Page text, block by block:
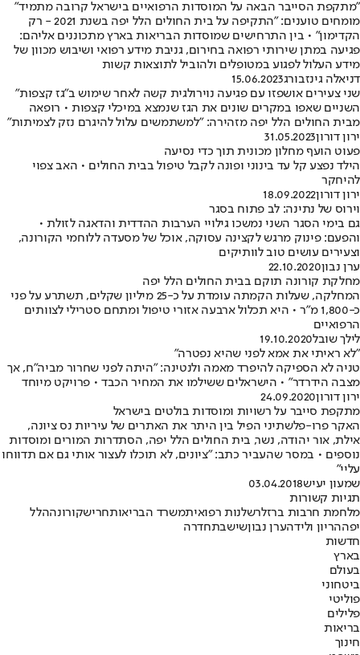
"מתקפת הסייבר הבאה על המוסדות הרפואיים בישראל קרובה מתמיד"
מומחים טוענים: "התקיפה על בית החולים הלל יפה בשנת 2021 - רק
הקדימון" • בין התרחישים שמוסדות הבריאות בארץ מתכוננים אליהם:
פגיעה במתן שירותי רפואה בחירום, גניבת מידע רפואי ושיבוש מכוון של
מידע העלול לפגוע במטופלים ולהוביל לתוצאות קשות
דניאלה גינזבורג15.06.2023
שני צעירים אושפזו עם פגיעה נוירולגית קשה לאחר שימוש ב"גז קצפות"
השניים שאפו במקרים שונים את הגז שנמצא במיכלי קצפות • רופאה
מבית החולים הלל יפה מזהירה: "למשתמשים עלול להיגרם נזק לצמיתות"
ירון דורון31.05.2023
פעוט הועף מחלון מכונית תוך כדי נסיעה
הילד נפצע קל עד בינוני ופונה לקבל טיפול בבית החולים • האב צפוי
להיחקר
ירון דורון18.09.2022
וירוס של נתינה: לב פתוח בסגר
גם בימי הסגר השני נמשכו גילויי הערבות ההדדית והדאגה לזולת •
והפעם: פינוק מרגש לקצינה עסוקה, אוכל של מסעדה ללוחמי הקורונה,
וצעירים עושים טוב לוותיקים
ערן נבון22.10.2020
מחלקת קורונה תוקם בבית החולים הלל יפה
המחלקה, שעלות הקמתה עומדת על כ-25 מיליון שקלים, תשתרע על פני
כ-1,800 מ"ר • היא תכלול ארבעה אזורי טיפול ומתחם סטרילי לצוותים
הרפואיים
לילך שובל19.10.2020
"לא ראיתי את אמא לפני שהיא נפטרה"
טניה לא הספיקה להיפרד מאמה ולנטינה: "היתה לפני שחרור מביה"ח, אך
מצבה הידרדר" • הישראלים ששילמו את המחיר הכבד • פרויקט מיוחד
ירון דורון24.09.2020
מתקפת סייבר על רשויות ומוסדות בולטים בישראל
האקר פרו-פלשתיני הפיל בין היתר את האתרים של עיריות נס ציונה,
אילת, אור יהודה, נשר, בית החולים הלל יפה, הסתדרות המורים ומוסדות
נוספים • במסר שהעביר כתב: "ציונים, לא תוכלו לעצור אותי גם אם תדווחו
עליי"
שמעון יעיש03.04.2018
תגיות קשורות
מלחמת חרבות ברזלרשלנות רפואיתמשרד הבריאותחרישקורונההלל
יפההריון ולידהערן נבוןשישבתחדרה
חדשות
בארץ
בעולם
ביטחוני
פוליטי
פלילים
בריאות
חינוך